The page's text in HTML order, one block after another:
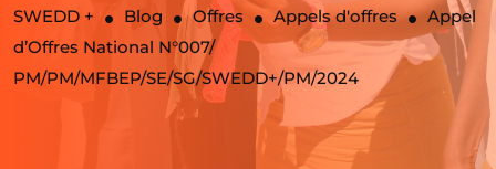
SWEDD + Blog Offres Appels d'offres
Appel
d’Offres National N°007/
PM/PM/MFBEP/SE/SG/SWEDD+/PM/2024